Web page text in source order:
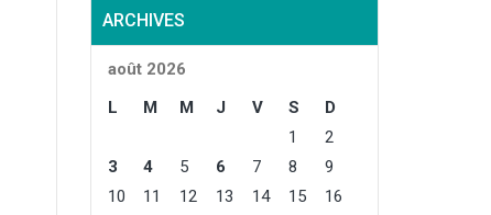
ARCHIVES
août 2026
L
M M J V S
D
1
2
3
4 5 6 7 8
9
10
11 12 13 14 15
16